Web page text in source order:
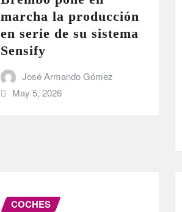
marcha la producción
en serie de su sistema
Sensify
José Armando Gómez
May 5, 2026
COCHES